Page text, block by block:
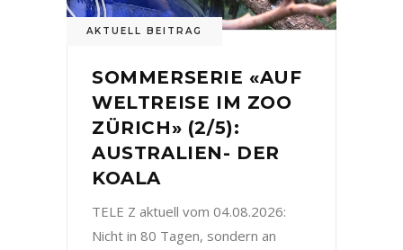
AKTUELL BEITRAG
SOMMERSERIE «AUF
WELTREISE IM ZOO
ZÜRICH» (2/5):
AUSTRALIEN- DER
KOALA
TELE Z aktuell vom 04.08.2026:
Nicht in 80 Tagen, sondern an